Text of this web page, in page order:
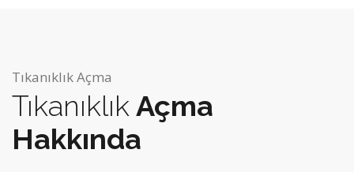
Tıkanıklık Açma
Tıkanıklık Açma
Hakkında